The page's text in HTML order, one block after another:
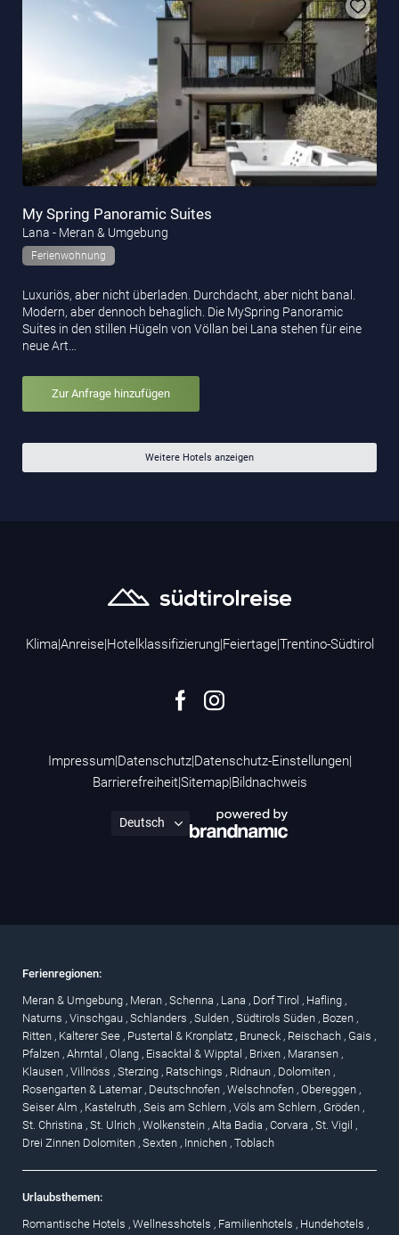
My Spring Panoramic Suites
Lana - Meran & Umgebung
Ferienwohnung
Luxuriös, aber nicht überladen. Durchdacht, aber nicht banal.
Modern, aber dennoch behaglich. Die MySpring Panoramic
Suites in den stillen Hügeln von Völlan bei Lana stehen für eine
neue Art…
Zur Anfrage hinzufügen
Weitere Hotels anzeigen
Klima|Anreise|Hotelklassifizierung|Feiertage|Trentino-Südtirol
Impressum|Datenschutz|Datenschutz-Einstellungen|
Barrierefreiheit|Sitemap|Bildnachweis
Ferienregionen:
Meran & Umgebung , Meran , Schenna , Lana , Dorf Tirol , Hafling ,
Naturns , Vinschgau , Schlanders , Sulden , Südtirols Süden , Bozen ,
Ritten , Kalterer See , Pustertal & Kronplatz , Bruneck , Reischach , Gais ,
Pfalzen , Ahrntal , Olang , Eisacktal & Wipptal , Brixen , Maransen ,
Klausen , Villnöss , Sterzing , Ratschings , Ridnaun , Dolomiten ,
Rosengarten & Latemar , Deutschnofen , Welschnofen , Obereggen ,
Seiser Alm , Kastelruth , Seis am Schlern , Völs am Schlern , Gröden ,
St. Christina , St. Ulrich , Wolkenstein , Alta Badia , Corvara , St. Vigil ,
Drei Zinnen Dolomiten , Sexten , Innichen , Toblach
Urlaubsthemen:
Romantische Hotels , Wellnesshotels , Familienhotels , Hundehotels ,